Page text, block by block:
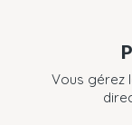
Vous gérez